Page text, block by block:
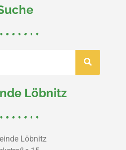
Löbnitz
Löbnitz